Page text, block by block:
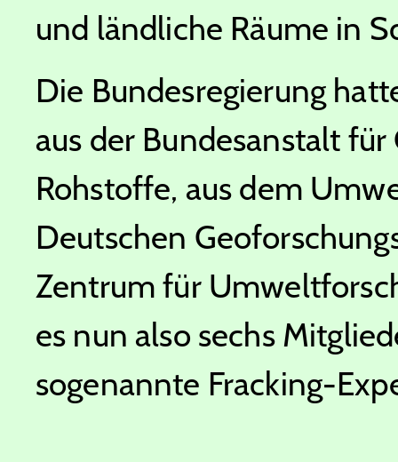
und ländliche Räume in
Die Bundesregierung
aus der Bundesanstalt
Rohstoffe, aus dem
Deutschen
Zentrum für
es nun also sechs
sogenannte Fracking-